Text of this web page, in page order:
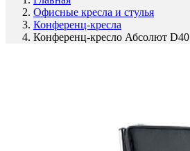
Офисные кресла и стулья
Конференц-кресла
Конференц-кресло Абсолют D40